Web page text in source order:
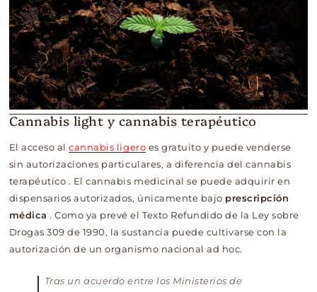
Cannabis light y cannabis terapéutico
El acceso alcannabis ligero es gratuito y puede venderse
sin autorizaciones particulares, a diferencia del cannabis
terapéutico . El cannabis medicinal se puede adquirir en
dispensarios autorizados, únicamente bajo prescripción
médica .Como ya prevé el Texto Refundido de la Ley sobre
Drogas 309 de 1990, la sustancia puede cultivarse con la
autorización de un organismo nacional ad hoc.
Tras un acuerdo entre los Ministerios de